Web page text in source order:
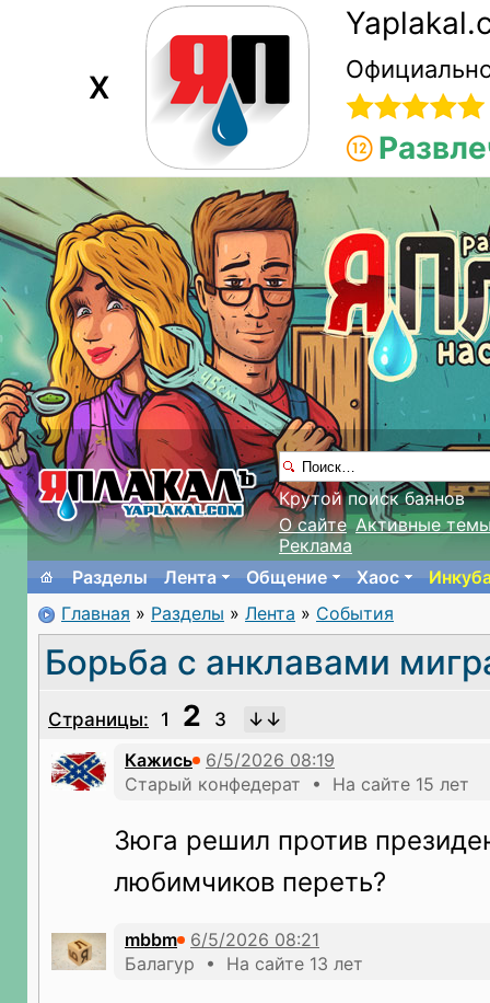
X
Крутой поиск баянов
О сайте Активные
Реклама
Разделы
Лента Общение Хаос
Главная » Разделы » Лента » События
Борьба с анклавами
Страницы: 1 2
3
Кажись
Старый конфедерат • На сайте 15 лет
Зюга решил против
любимчиков переть?
mbbm
Балагур • На сайте 13 лет